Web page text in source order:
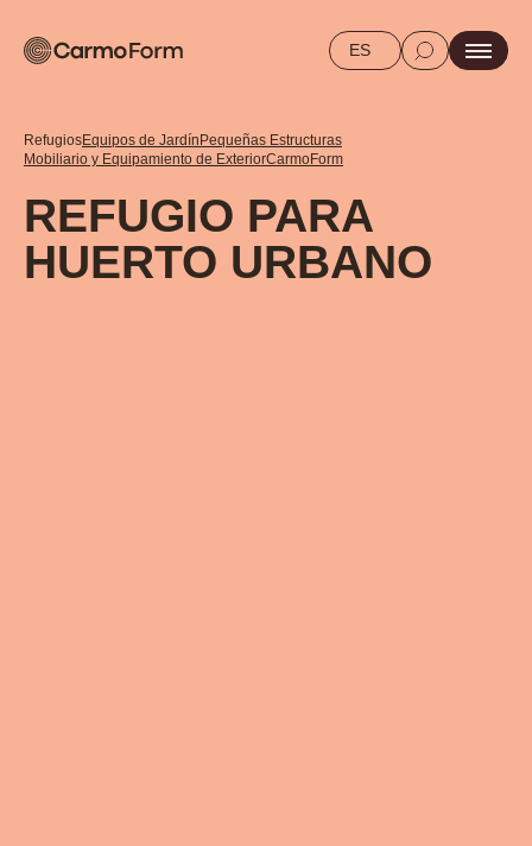
ES
RefugiosEquipos de Jardín Pequeñas Estructuras
Mobiliario y Equipamiento de ExteriorCarmoForm
REFUGIO PARA
HUERTO URBANO